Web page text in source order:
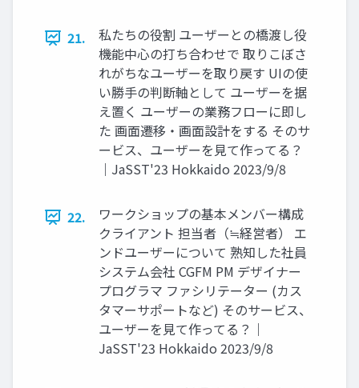
21.
私たちの役割 ユーザーとの橋渡し役
機能中心の打ち合わせで 取りこぼさ
れがちなユーザーを取り戻す UIの使
い勝手の判断軸として ユーザーを据
え置く ユーザーの業務フローに即し
た 画面遷移・画面設計をする そのサ
ービス、ユーザーを見て作ってる？
｜JaSST'23 Hokkaido 2023/9/8
22.
ワークショップの基本メンバー構成
クライアント 担当者（≒経営者） エ
ンドユーザーについて 熟知した社員
システム会社 CGFM PM デザイナー
プログラマ ファシリテーター (カス
タマーサポートなど) そのサービス、
ユーザーを見て作ってる？｜
JaSST'23 Hokkaido 2023/9/8